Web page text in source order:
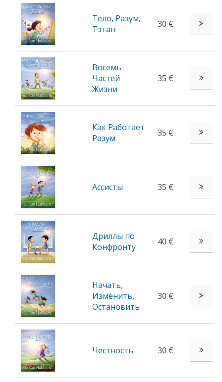
Тело, Разум,
Тэтан
30 €
Восемь
Частей
Жизни
35 €
Как Работает
Разум
35 €
Ассисты 35 €
Дриллы по
Конфронту
40 €
Начать,
Изменить,
Остановить
30 €
Честность 30 €